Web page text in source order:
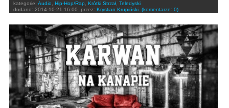
kategorie: Audio, Hip-Hop/Rap, Krótki Strzał, Teledyski
dodano: 2014-10-21 16:00 przez: Krystian Krupiński (komentarze: 0)